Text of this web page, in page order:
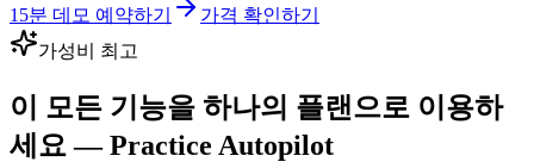
15분 데모 예약하기
가격 확인하기
가성비 최고
이 모든 기능을 하나의 플랜으로 이용하
세요 — Practice Autopilot